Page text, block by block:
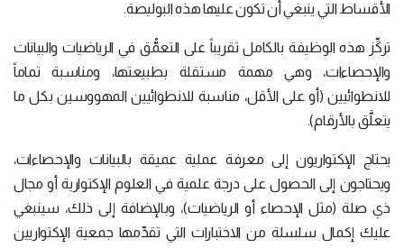
الأقساط التي ينبغي أن تكون عليها هذه البوليصة.
تركِّز هذه الوظيفة بالكامل تقريباً على التعمُّق في الرياضيات والبيانات
والإحصاءات، وهي مهمة مستقلة بطبيعتها، ومناسبة تماماً
للانطوائيين (أو على الأقل، مناسبة للانطوائيين المهووسين بكل ما
يتعلَّق بالأرقام).
يحتاج الإكتواريون إلى معرفة عملية عميقة بالبيانات والإحصاءات،
ويحتاجون إلى الحصول على درجة علمية في العلوم الإكتوارية أو مجال
ذي صلة (مثل الإحصاء أو الرياضيات)، وبالإضافة إلى ذلك، سينبغي
عليك إكمال سلسلة من الاختبارات التي تقدِّمها جمعية الإكتواريين